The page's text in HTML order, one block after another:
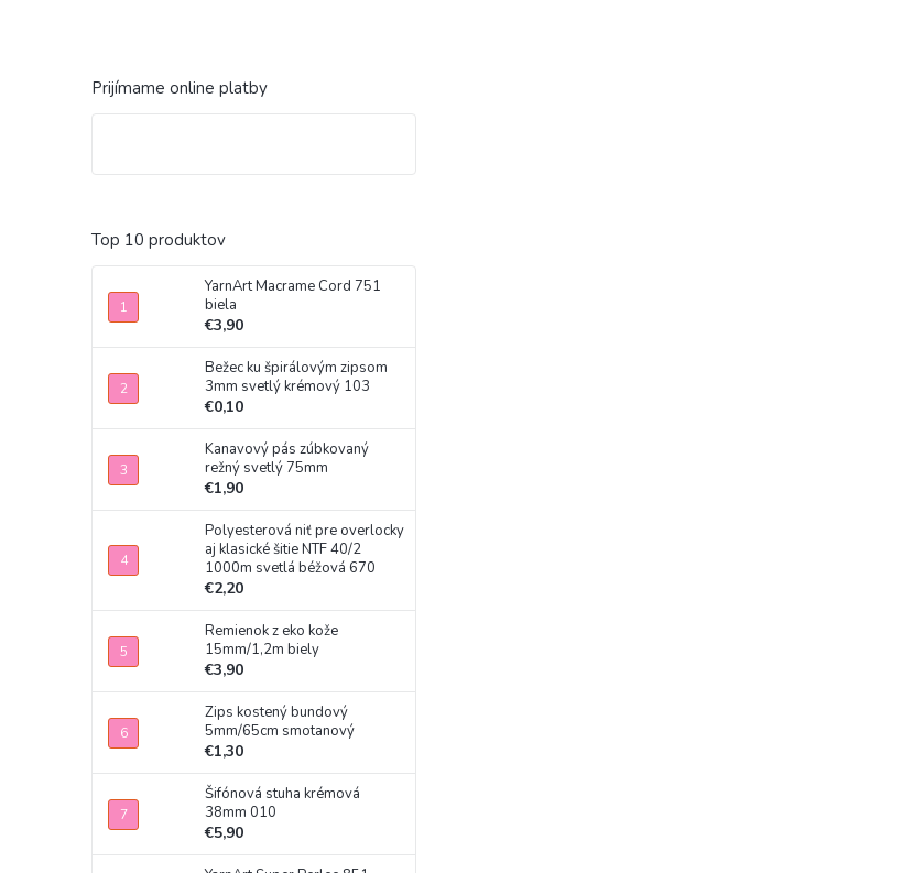
Prijímame online platby
Top 10 produktov
YarnArt Macrame Cord 751
biela
€3,90
Bežec ku špirálovým zipsom
3mm svetlý krémový 103
€0,10
Kanavový pás zúbkovaný
režný svetlý 75mm
€1,90
Polyesterová niť pre overlocky
aj klasické šitie NTF 40/2
1000m svetlá béžová 670
€2,20
Remienok z eko kože
15mm/1,2m biely
€3,90
Zips kostený bundový
5mm/65cm smotanový
€1,30
Šifónová stuha krémová
38mm 010
€5,90